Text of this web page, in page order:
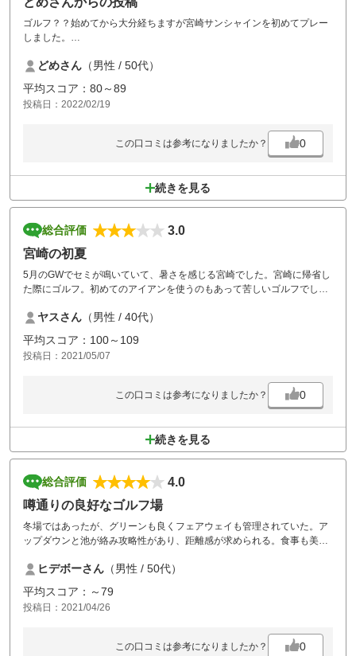
ゴルフ？？始めてから大分経ちますが宮崎サンシャインを初めてプレー
しました。
らプレー。フェアウェイもうねって、中々凄いなって思っているとグリ
ーンの傾斜がすごく翻弄されました。
IN入るとさらにグリーンが凄く5パットしました。？？ヤバいです。
ボールの落とし所やグリーンの位置等、しっかり考えないと大怪我しま
食事はコスパ良く美味しく頂きました。
次回は、戦略を練りリベンジさせて頂きます。
どめさん （男性 / 50代）
平均スコア：80～89
投稿日：2022/02/19
この口コミは参考になりましたか？ 0
続きを見る
総合評価
3.0
宮崎の初夏
5月のGWでセミが鳴いていて、暑さを感じる宮崎でした。宮崎に帰省し
た際にゴルフ。初めてのアイアンを使うのもあって苦しいゴルフでした
たが、食事は満足できました。
ヤスさん （男性 / 40代）
平均スコア：100～109
投稿日：2021/05/07
この口コミは参考になりましたか？ 0
続きを見る
総合評価
4.0
噂通りの良好なゴルフ場
冬場ではあったが、グリーンも良くフェアウェイも管理されていた。ア
ップダウンと池が絡み攻略性があり、距離感が求められる。食事も美味
ヒデボーさん （男性 / 50代）
平均スコア：～79
投稿日：2021/04/26
この口コミは参考になりましたか？ 0